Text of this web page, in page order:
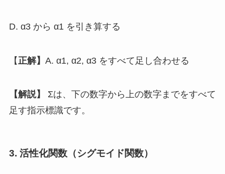
D. α3 から α1 を引き算する
【 正解】 A. α1, α2, α3 をすべて足し合わせる
【解説】
Σは、下の数字から上の数字までをすべて
足す指示標識です。
3. 活性化関数（シグモイド関数）